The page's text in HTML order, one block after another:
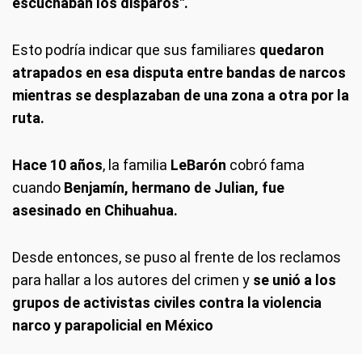
Esto podría indicar que sus familiares quedaron
atrapados en esa disputa entre bandas de narcos
mientras se desplazaban de una zona a otra por la
ruta.
Hace 10 años, la familia LeBarón cobró fama
cuando Benjamín, hermano de Julian, fue
asesinado en Chihuahua.
Desde entonces, se puso al frente de los reclamos
para hallar a los autores del crimen y se unió a los
grupos de activistas civiles contra la violencia
narco y parapolicial en México